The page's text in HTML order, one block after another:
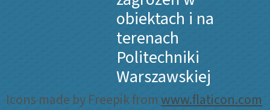
obiektach i na
terenach
Politechniki
Warszawskiej
Icons made by Freepik fromwww.flaticon.com